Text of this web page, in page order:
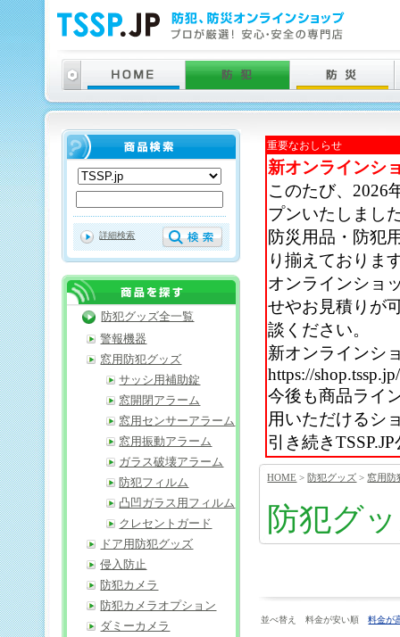
重要なおしらせ
新オンラインシ
このたび、2026
プンいたしまし
防災用品・防犯
り揃えておりま
オンラインショ
せやお見積りが
談ください。
新オンラインシ
https://shop.tssp.jp/
今後も商品ライ
用いただけるシ
引き続き
HOME >防犯グッズ > 窓用防
防犯グ
並べ替え 料金が安い順料金が
詳細検索
防犯グッズ全一覧
警報機器
窓用防犯グッズ
サッシ用補助錠
窓開閉アラーム
窓用センサーアラーム
窓用振動アラーム
ガラス破壊アラーム
防犯フィルム
凸凹ガラス用フィルム
クレセントガード
ドア用防犯グッズ
侵入防止
防犯カメラ
防犯カメラオプション
ダミーカメラ